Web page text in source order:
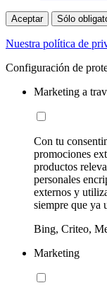
Aceptar Sólo
Nuestra política de
Configuración de
Marketing a
Con tu
promociones
productos
personales
externos y
siempre que ya
Bing, Criteo,
Marketing